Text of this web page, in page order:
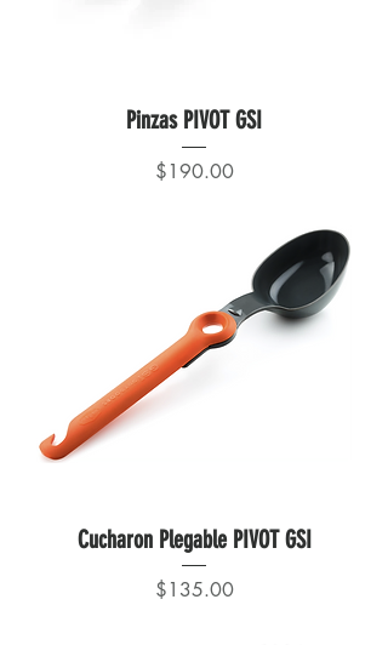
Pinzas PIVOT GSI
Precio
$190.00
Cucharon Plegable PIVOT GSI
Precio
$135.00